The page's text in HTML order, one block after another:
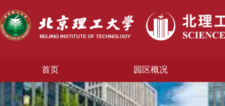
首页 园区概况